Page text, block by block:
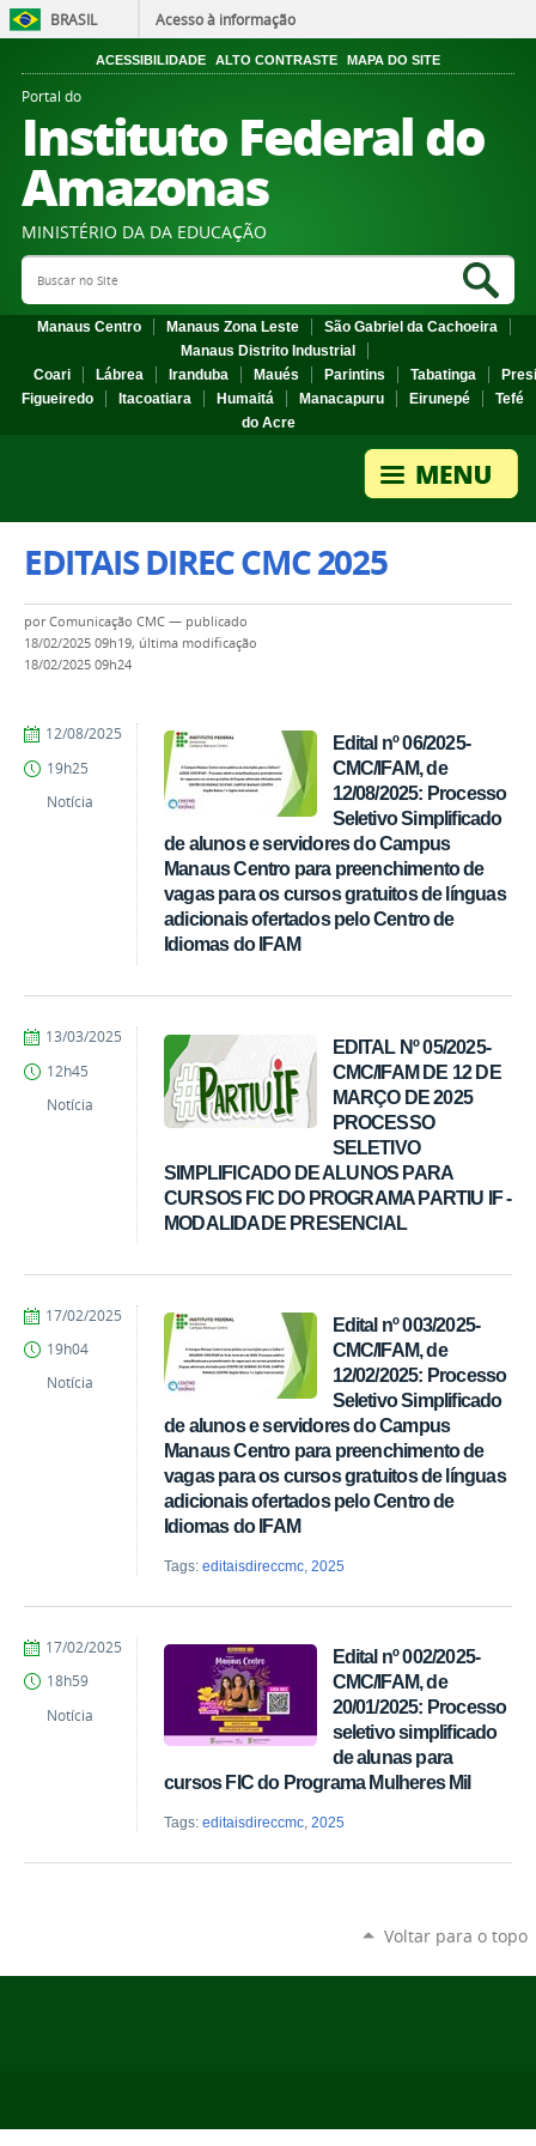
BRASIL Acesso à informação
ACESSIBILIDADE ALTO CONTRASTE MAPA DO SITE
Portal do
Instituto Federal do
Amazonas
MINISTÉRIO DA DA EDUCAÇÃO
Search Site
Manaus Centro Manaus Zona Leste
São Gabriel da Cachoeira
Manaus Distrito Industrial
Coari
Lábrea Iranduba Maués Parintins Tabatinga
Figueiredo
Itacoatiara Humaitá Manacapuru Eirunepé
Tefé
do Acre
EDITAIS DIREC CMC 2025
porComunicação CMC — publicado
18/02/2025 09h19, última modificação
18/02/2025 09h24
Edital nº 06/2025-
CMC/IFAM, de
12/08/2025: Processo
Seletivo Simplificado
de alunos e servidores do Campus
Manaus Centro para preenchimento de
vagas para os cursos gratuitos de línguas
adicionais ofertados pelo Centro de
Idiomas do IFAM
por
de
Extensão
publicado
12/08/2025
19h25
Notícia
EDITAL Nº 05/2025-
CMC/IFAM DE 12 DE
MARÇO DE 2025
PROCESSO
SELETIVO
SIMPLIFICADO DE ALUNOS PARA
CURSOS FIC DO PROGRAMA PARTIU IF -
MODALIDADE PRESENCIAL
por
de
Extensão
publicado
13/03/2025
12h45
Notícia
Edital nº 003/2025-
CMC/IFAM, de
12/02/2025: Processo
Seletivo Simplificado
de alunos e servidores do Campus
Manaus Centro para preenchimento de
vagas para os cursos gratuitos de línguas
adicionais ofertados pelo Centro de
Idiomas do IFAM
Tags:editaisdireccmc ,2025
por
CMC
publicado
17/02/2025
19h04
Notícia
Edital nº 002/2025-
CMC/IFAM, de
20/01/2025: Processo
seletivo simplificado
de alunas para
cursos FIC do Programa Mulheres Mil
Tags:editaisdireccmc,2025
por
CMC
publicado
17/02/2025
18h59
Notícia
Voltar para o topo